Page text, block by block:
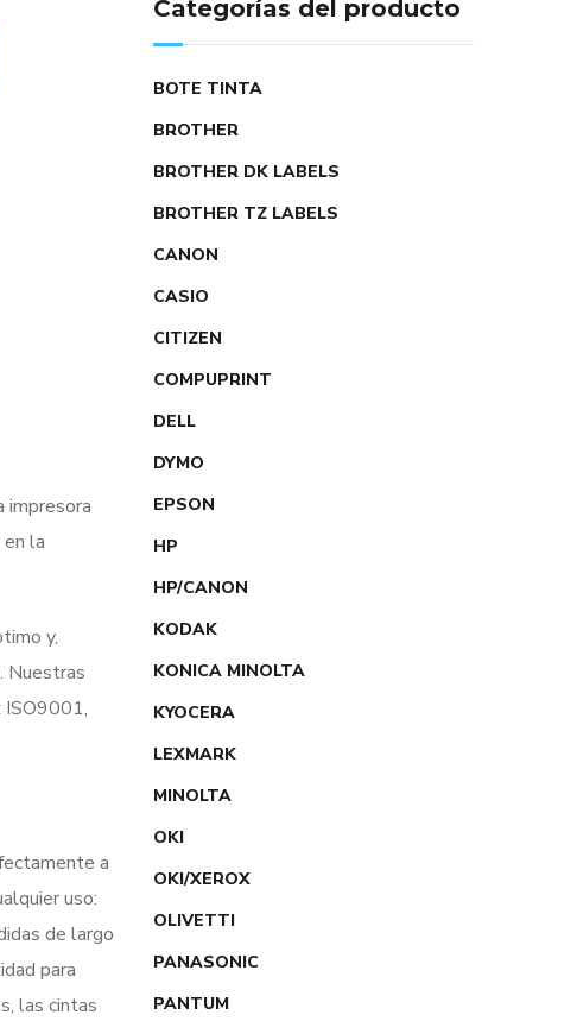
impresora
la
y,
Nuestras
ISO9001,
a
uso:
de largo
para
las cintas
Categorías del producto
BOTE TINTA
BROTHER
BROTHER DK LABELS
BROTHER TZ LABELS
CANON
CASIO
CITIZEN
COMPUPRINT
DELL
DYMO
EPSON
HP
HP/CANON
KODAK
KONICA MINOLTA
KYOCERA
LEXMARK
MINOLTA
OKI
OKI/XEROX
OLIVETTI
PANASONIC
PANTUM